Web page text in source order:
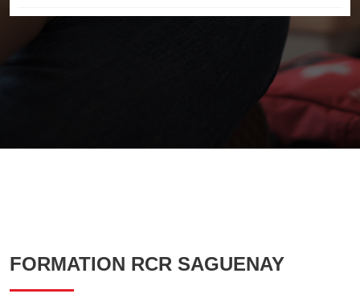
FORMATION RCR SAGUENAY